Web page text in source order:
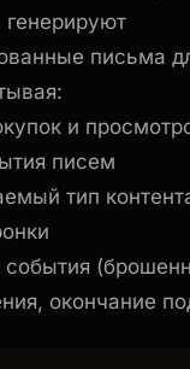
генерируют
письма
и
писем
тип
события
окончание